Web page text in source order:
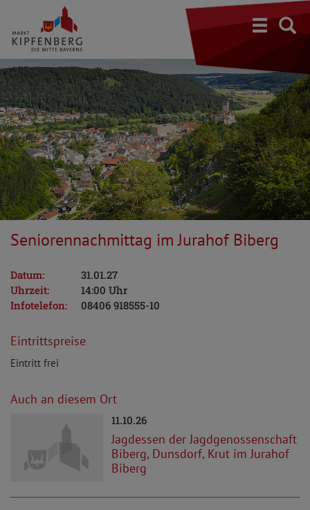
Seniorennachmittag im Jurahof Biberg
Datum:
31.01.27
Uhrzeit:
14:00 Uhr
Infotelefon:
08406 918555-10
Eintrittspreise
Eintritt frei
Auch an diesem Ort
11.10.26
Jagdessen der Jagdgenossenschaft
Biberg, Dunsdorf, Krut im Jurahof
Biberg